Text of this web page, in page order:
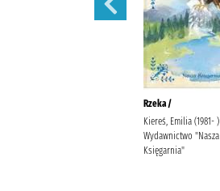
Rzeka /
Kiereś, Emilia (1981- )
Wydawnictwo "Nasza
Księgarnia"